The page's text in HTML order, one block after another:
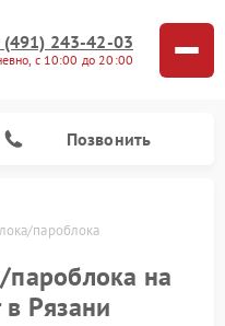
(491) 243-42-03
с 10:00 до 20:00
Позвонить
пароблока
на
Рязани